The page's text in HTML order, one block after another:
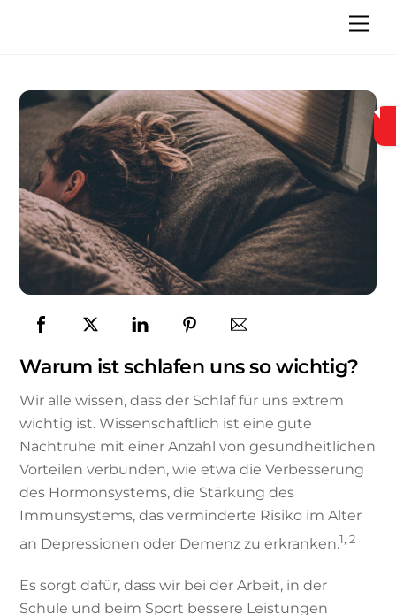
Warum ist schlafen uns so wichtig?
Wir alle wissen, dass der Schlaf für uns extrem
wichtig ist. Wissenschaftlich ist eine gute
Nachtruhe mit einer Anzahl von gesundheitlichen
Vorteilen verbunden, wie etwa die Verbesserung
des Hormonsystems, die Stärkung des
Immunsystems, das verminderte Risiko im Alter
an Depressionen oder Demenz zu erkranken.1, 2
Es sorgt dafür, dass wir bei der Arbeit, in der
Schule und beim Sport bessere Leistungen